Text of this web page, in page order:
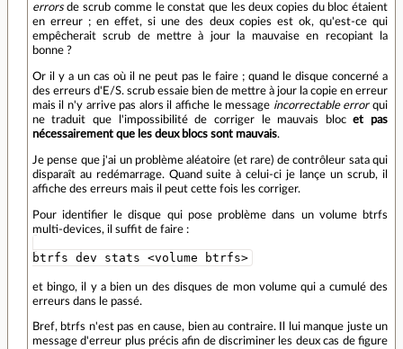
errorsde scrub comme le constat que les deux copies du bloc étaient
en erreur ; en effet, si une des deux copies est ok, qu'est-ce qui
empêcherait scrub de mettre à jour la mauvaise en recopiant la
bonne ?
Or il y a un cas où il ne peut pas le faire ; quand le disque concerné a
des erreurs d'E/S. scrub essaie bien de mettre à jour la copie en erreur
mais il n'y arrive pas alors il affiche le message incorrectable errorqui
ne traduit que l'impossibilité de corriger le mauvais blocet pas
nécessairement que les deux blocs sont mauvais.
Je pense que j'ai un problème aléatoire (et rare) de contrôleur sata qui
disparaît au redémarrage. Quand suite à celui-ci je lançe un scrub, il
affiche des erreurs mais il peut cette fois les corriger.
Pour identifier le disque qui pose problème dans un volume btrfs
multi-devices, il suffit de faire :
btrfs dev stats <volume btrfs>
et bingo, il y a bien un des disques de mon volume qui a cumulé des
erreurs dans le passé.
Bref, btrfs n'est pas en cause, bien au contraire. Il lui manque juste un
message d'erreur plus précis afin de discriminer les deux cas de figure